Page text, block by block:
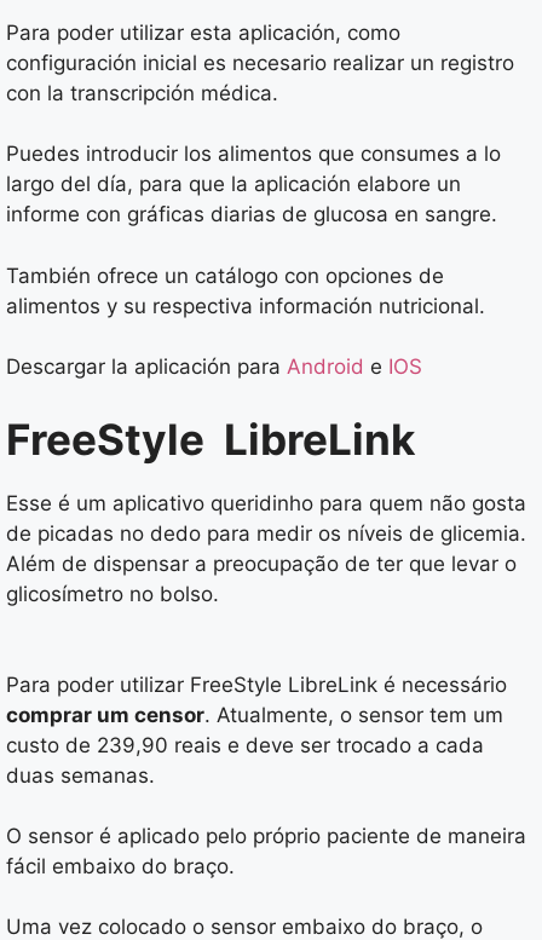
Para poder utilizar esta aplicación, como
configuración inicial es necesario realizar un registro
con la transcripción médica.
Puedes introducir los alimentos que consumes a lo
largo del día, para que la aplicación elabore un
informe con gráficas diarias de glucosa en sangre.
También ofrece un catálogo con opciones de
alimentos y su respectiva información nutricional.
Descargar la aplicación para Android e IOS
FreeStyle LibreLink
Esse é um aplicativo queridinho para quem não gosta
de picadas no dedo para medir os níveis de glicemia.
Além de dispensar a preocupação de ter que levar o
glicosímetro no bolso.
Para poder utilizar FreeStyle LibreLink é necessário
comprar um censor. Atualmente, o sensor tem um
custo de 239,90 reais e deve ser trocado a cada
duas semanas.
O sensor é aplicado pelo próprio paciente de maneira
fácil embaixo do braço.
Uma vez colocado o sensor embaixo do braço, o